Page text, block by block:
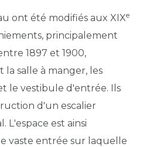
ont été modifiés aux XIXe
principalement
1897 et 1900,
salle à manger, les
le vestibule d'entrée. Ils
d'un escalier
est ainsi
vaste entrée sur laquelle